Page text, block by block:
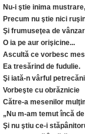
Nu-i ştie inima mustrare,
Precum nu ştie nici
Şi frumuseţea de
O ia pe aur orişicine...
Ascultă ce vorbesc
Ea tresărind de fudulie.
Şi iată-n vârful
Vorbeşte cu obrăznicie
Către-a mesenilor
„Nu m-am temut încă
Şi nu ştiu ce-i